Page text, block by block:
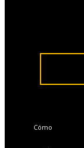
Cómo